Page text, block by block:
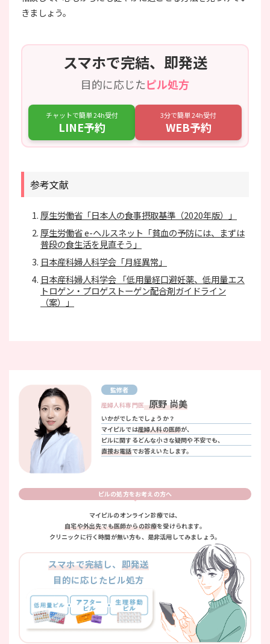
きましょう。
スマホで完結、即発送
目的に応じたピル処方
チャットで簡単 24h受付
LINE予約
3分で簡単 24h受付
WEB予約
参考文献
厚生労働省「日本人の食事摂取基準（2020年版）」
厚生労働省 e-ヘルスネット「貧血の予防には、まずは
普段の食生活を見直そう」
日本産科婦人科学会「月経異常」
日本産科婦人科学会 「低用量経口避妊薬、低用量エス
トロゲン・プロゲストーゲン配合剤ガイドライン
（案）」
監修者
産婦人科専門医 原野 尚美
いかがでしたでしょうか？
マイピルでは産婦人科の医師が、
ピルに関するどんな小さな疑問や不安でも、
直接お電話でお答えいたします。
ピルの処方をお考えの方へ
マイピルのオンライン診療では、
自宅や外出先でも医師からの診療を受けられます。
クリニックに行く時間が無い方も、是非活用してみましょう。
スマホで完結し、 即発送
目的に応じたピル処方